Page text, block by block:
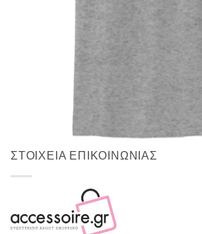
UNISEX TSHIRT
Tshirt Parthenon
€
ΣΤΟΙΧΕΙΑ ΕΠΙΚΟΙΝΩΝΙΑΣ